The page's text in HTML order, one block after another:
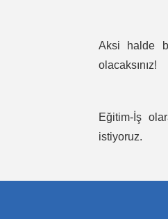
Aksi halde
olacaksınız!
Eğitim-İş
istiyoruz.